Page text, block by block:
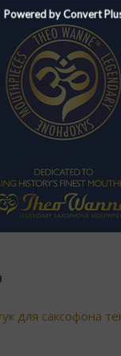
для саксофона
Powered by Convert